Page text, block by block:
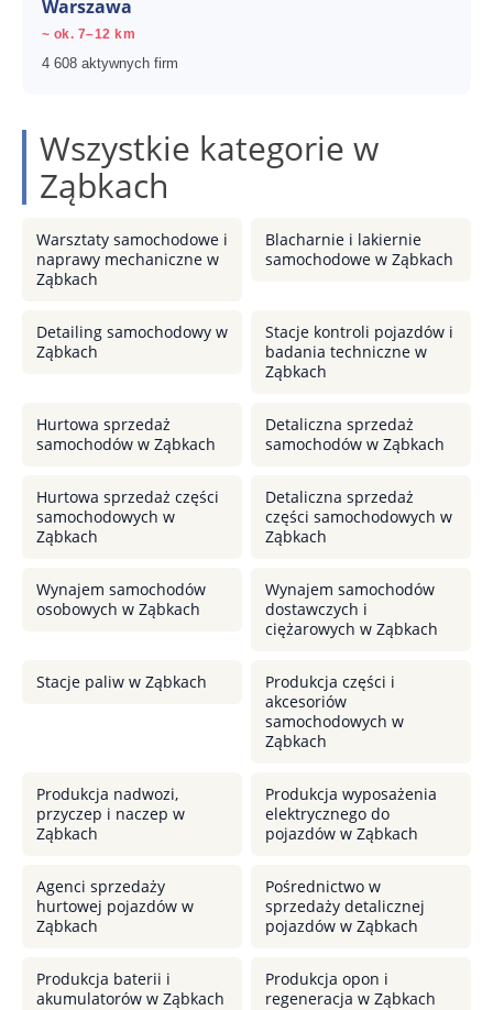
Warszawa
~ ok. 7–12 km
4 608 aktywnych firm
Wszystkie kategorie w
Ząbkach
Warsztaty samochodowe i
naprawy mechaniczne w
Ząbkach
Blacharnie i lakiernie
samochodowe w Ząbkach
Detailing samochodowy w
Ząbkach
Stacje kontroli pojazdów i
badania techniczne w
Ząbkach
Hurtowa sprzedaż
samochodów w Ząbkach
Detaliczna sprzedaż
samochodów w Ząbkach
Hurtowa sprzedaż części
samochodowych w
Ząbkach
Detaliczna sprzedaż
części samochodowych w
Ząbkach
Wynajem samochodów
osobowych w Ząbkach
Wynajem samochodów
dostawczych i
ciężarowych w Ząbkach
Stacje paliw w Ząbkach
Produkcja części i
akcesoriów
samochodowych w
Ząbkach
Produkcja nadwozi,
przyczep i naczep w
Ząbkach
Produkcja wyposażenia
elektrycznego do
pojazdów w Ząbkach
Agenci sprzedaży
hurtowej pojazdów w
Ząbkach
Pośrednictwo w
sprzedaży detalicznej
pojazdów w Ząbkach
Produkcja baterii i
akumulatorów w Ząbkach
Produkcja opon i
regeneracja w Ząbkach